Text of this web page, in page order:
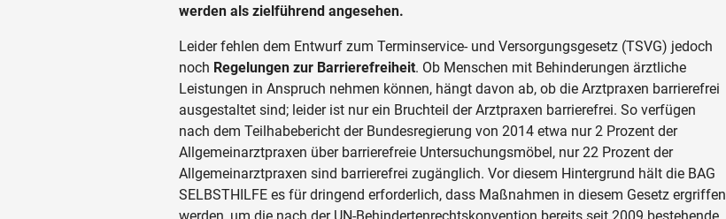
werden als zielführend angesehen.
Leider fehlen dem Entwurf zum Terminservice- und Versorgungsgesetz (TSVG) jedoch
noch Regelungen zur Barrierefreiheit. Ob Menschen mit Behinderungen ärztliche
Leistungen in Anspruch nehmen können, hängt davon ab, ob die Arztpraxen barrierefrei
ausgestaltet sind; leider ist nur ein Bruchteil der Arztpraxen barrierefrei. So verfügen
nach dem Teilhabebericht der Bundesregierung von 2014 etwa nur 2 Prozent der
Allgemeinarztpraxen über barrierefreie Untersuchungsmöbel, nur 22 Prozent der
Allgemeinarztpraxen sind barrierefrei zugänglich. Vor diesem Hintergrund hält die BAG
SELBSTHILFE es für dringend erforderlich, dass Maßnahmen in diesem Gesetz ergriffen